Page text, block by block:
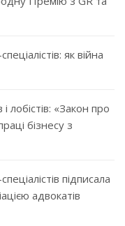
як війна
і лобістів: «Закон про
бізнесу з
підписала
адвокатів